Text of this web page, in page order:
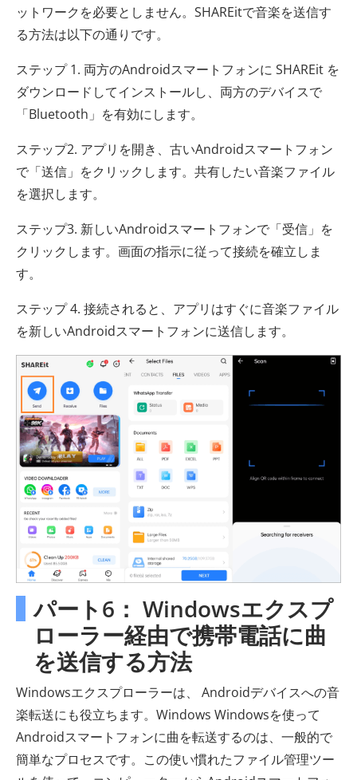
ットワークを必要としません。SHAREitで音楽を送信す
る方法は以下の通りです。
ステップ 1. 両方のAndroidスマートフォンに SHAREit を
ダウンロードしてインストールし、両方のデバイスで
「Bluetooth」を有効にします。
ステップ2. アプリを開き、古いAndroidスマートフォン
で「送信」をクリックします。共有したい音楽ファイル
を選択します。
ステップ3. 新しいAndroidスマートフォンで「受信」を
クリックします。画面の指示に従って接続を確立しま
す。
ステップ 4. 接続されると、アプリはすぐに音楽ファイル
を新しいAndroidスマートフォンに送信します。
パート6： Windowsエクスプ
ローラー経由で携帯電話に曲
を送信する方法
Windowsエクスプローラーは、 Androidデバイスへの音
楽転送にも役立ちます。Windows Windowsを使って
Androidスマートフォンに曲を転送するのは、一般的で
簡単なプロセスです。この使い慣れたファイル管理ツー